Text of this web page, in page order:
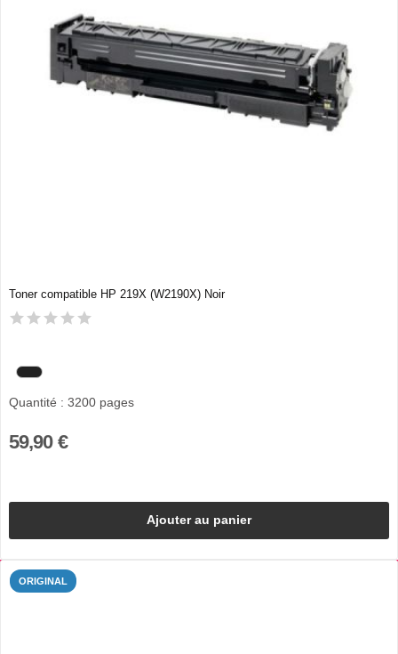
Toner compatible HP 219X (W2190X) Noir
Quantité : 3200 pages
59,90 €
Ajouter au panier
ORIGINAL